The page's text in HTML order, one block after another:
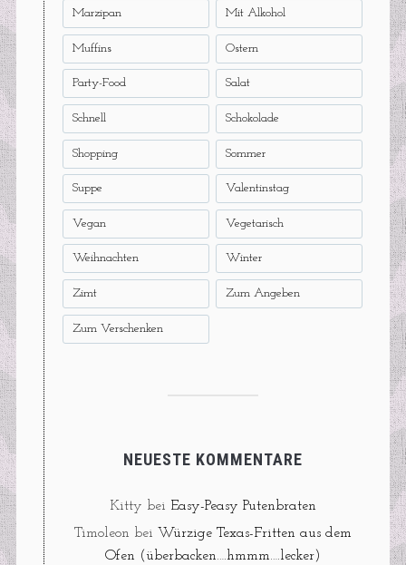
Marzipan Mit Alkohol
Muffins Ostern
Party-Food Salat
Schnell Schokolade
Shopping Sommer
Suppe Valentinstag
Vegan Vegetarisch
Weihnachten Winter
Zimt Zum Angeben
Zum Verschenken
NEUESTE KOMMENTARE
Kitty bei Easy-Peasy Putenbraten
Timoleon bei Würzige Texas-Fritten aus dem
Ofen (überbacken….hmmm….lecker)